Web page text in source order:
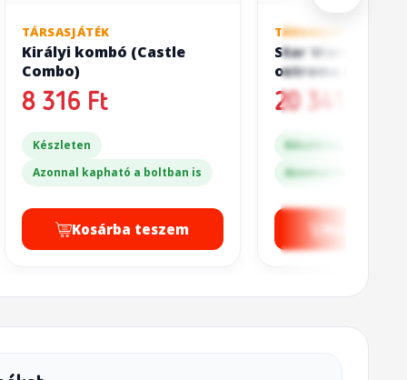
TÁRSASJÁTÉK
Királyi kombó (Castle
Combo)
8 316 Ft
Készleten
Azonnal kapható a boltban is
Kosárba teszem
TÁRSASJÁTÉK
Star Wars: A
ostroma (Star
Battle of Hoth)
20 341 Ft
Készleten
Azonnal kapható a
Kosárba